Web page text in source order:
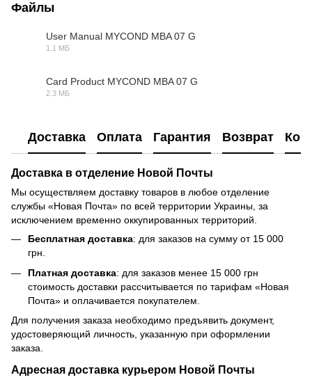
Файлы
User Manual MYCOND MBA 07 G
1.1 МБ
Card Product MYCOND MBA 07 G
2.3 МБ
Доставка Оплата Гарантия Возврат
Доставка в отделение Новой Почты
Мы осуществляем доставку товаров в любое отделение
службы «Новая Почта» по всей территории Украины, за
исключением временно оккупированных территорий.
Бесплатная доставка: для заказов на сумму от 15 000
грн.
Платная доставка: для заказов менее 15 000 грн
стоимость доставки рассчитывается по тарифам «Новая
Почта» и оплачивается покупателем.
Для получения заказа необходимо предъявить документ,
удостоверяющий личность, указанную при оформлении
заказа.
Адресная доставка курьером Новой Почты